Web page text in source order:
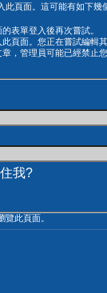
此頁面。這可能有如下幾
表單登入後再次嘗試。
頁面。您正在嘗試編輯
，管理員可能已經禁止
我?
覽此頁面。